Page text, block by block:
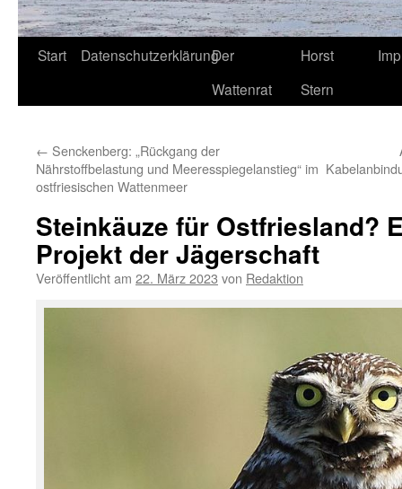
Start DatenschutzerklärungDer
Wattenrat
Horst
Stern
← Senckenberg: „Rückgang der
Nährstoffbelastung und Meeresspiegelanstieg“ im
ostfriesischen Wattenmeer
Steinkäuze für Ostfriesland?
Projekt der Jägerschaft
Veröffentlicht am 22. März 2023 von Redaktion